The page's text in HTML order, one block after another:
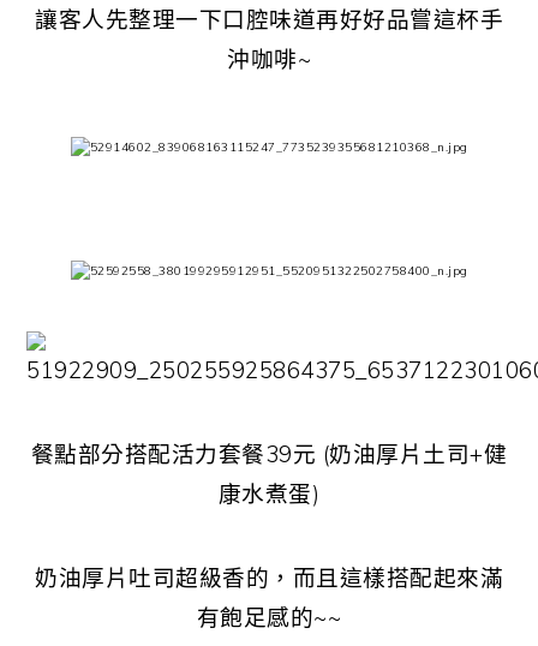
讓客人先整理一下口腔味道再好好品嘗這杯手
沖咖啡~
餐點部分搭配活力套餐39元 (奶油厚片土司+健
康水煮蛋)
奶油厚片吐司超級香的，而且這樣搭配起來滿
有飽足感的~~